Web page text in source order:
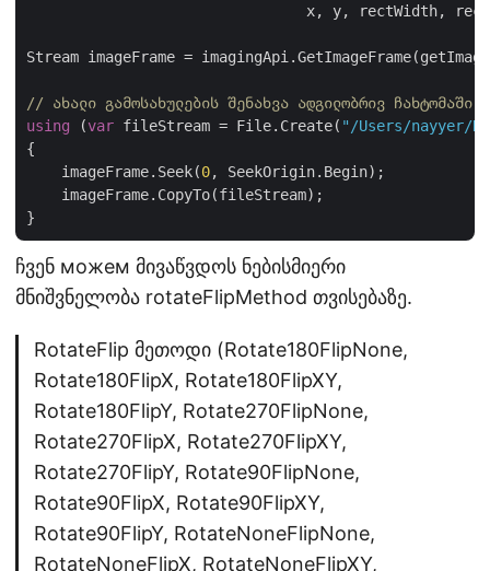
x, y, rectWidth,
Stream imageFrame =
// ახალი გამოსახულების შენახვა ადგილობრივ ჩახტომაში
using (var fileStream = File.Create( "/Users/nayyer/
{
    imageFrame.Seek(
0, SeekOrigin.Begin);
    imageFrame.CopyTo(fileStream);
ჩვენ можем მივაწვდოს ნებისმიერი
მნიშვნელობა rotateFlipMethod თვისებაზე.
RotateFlip მეთოდი (Rotate180FlipNone,
Rotate180FlipX, Rotate180FlipXY,
Rotate180FlipY, Rotate270FlipNone,
Rotate270FlipX, Rotate270FlipXY,
Rotate270FlipY, Rotate90FlipNone,
Rotate90FlipX, Rotate90FlipXY,
Rotate90FlipY, RotateNoneFlipNone,
RotateNoneFlipX, RotateNoneFlipXY,